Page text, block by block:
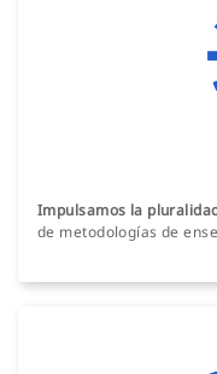
Impulsamos la
de metodologías de